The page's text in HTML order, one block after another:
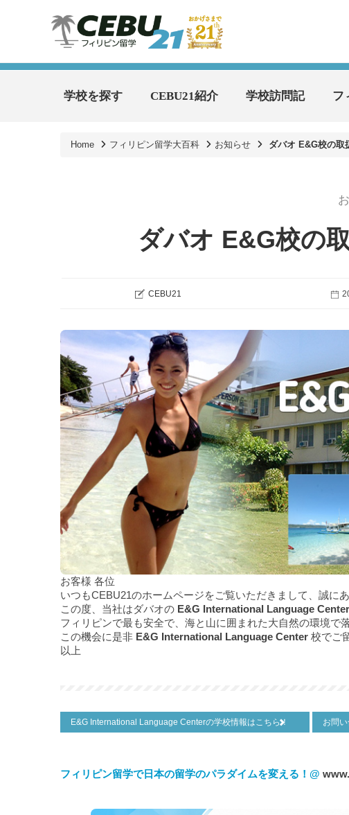
学校を探す CEBU21紹介 学校訪問記 フ
Home フィリピン留学大百科 お知らせ ダバオ E&G校の取
ダバオ E&G校の
CEBU21
お客様 各位
いつもCEBU21のホームページをご覧いただきまして、誠に
この度、当社はダバオの E&G International Language Center
フィリピンで最も安全で、海と山に囲まれた大自然の環境で
この機会に是非 E&G International Language Center 校でご
以上
E&G International Language Centerの学校情報はこちら！ お問
フィリピン留学で日本の留学のパラダイムを変える！@